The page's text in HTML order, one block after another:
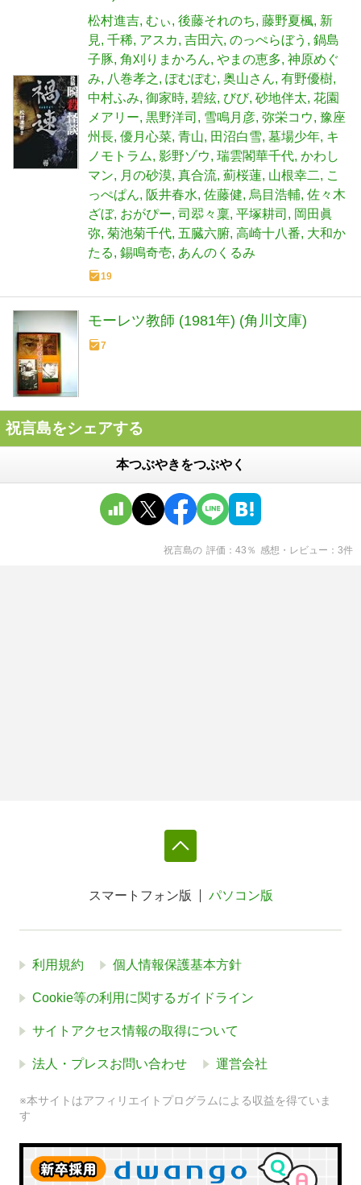
松村進吉 むぃ 後藤それのち 藤野夏楓 新
見 千稀 アスカ 吉田六 のっぺらぼう
鍋島
子豚 角刈りまかろん やまの恵多 神原めぐ
み
八巻孝之 ぽむぽむ 奥山さん 有野優樹
中村ふみ 御家時 碧絃 びび 砂地伴太 花園
メアリー 黒野洋司 雪鳴月彦 弥栄コウ 豫座
州長 優月心菜 青山 田沼白雪 墓場少年 キ
ノモトラム 影野ゾウ 瑞雲閣華千代 かわし
マン
月の砂漠 真合流 薊桜蓮 山根幸二
こ
っぺぱん
阪井春水 佐藤健 烏目浩輔 佐々木
ざぼ おがぴー 司翆々稟 平塚耕司
岡田眞
弥 菊池菊千代 五臓六腑 高崎十八番 大和か
たる 錫鳴奇壱 あんのくるみ
19
モーレツ教師 (1981年) (角川文庫)
7
祝言島をシェアする
本つぶやきをつぶやく
祝言島の 評価 43 ％ 感想・レビュー 3件
スマートフォン版 パソコン版
利用規約 個人情報保護基本方針
Cookie等の利用に関するガイドライン
サイトアクセス情報の取得について
法人・プレスお問い合わせ 運営会社
※本サイトはアフィリエイトプログラムによる収益を得ていま
す